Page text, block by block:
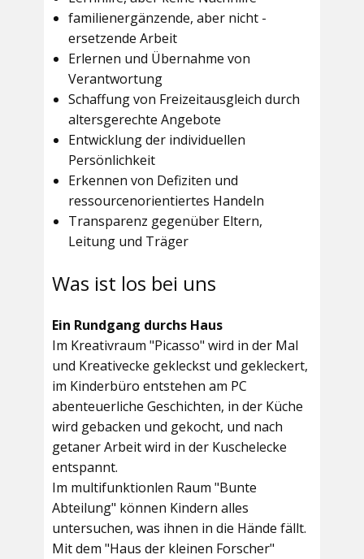
familienergänzende, aber nicht -
ersetzende Arbeit
Erlernen und Übernahme von
Verantwortung
Schaffung von Freizeitausgleich durch
altersgerechte Angebote
Entwicklung der individuellen
Persönlichkeit
Erkennen von Defiziten und
ressourcenorientiertes Handeln
Transparenz gegenüber Eltern,
Leitung und Träger
Was ist los bei uns
Ein Rundgang durchs Haus
Im Kreativraum "Picasso" wird in der Mal
und Kreativecke gekleckst und gekleckert,
im Kinderbüro entstehen am PC
abenteuerliche Geschichten, in der Küche
wird gebacken und gekocht, und nach
getaner Arbeit wird in der Kuschelecke
entspannt.
Im multifunktionlen Raum "Bunte
Abteilung" können Kindern alles
untersuchen, was ihnen in die Hände fällt.
Mit dem "Haus der kleinen Forscher"